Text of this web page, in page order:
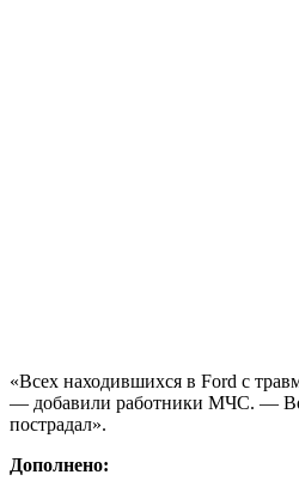
«Всех находившихся в Ford с
— добавили работники МЧС. —
пострадал».
Дополнено: